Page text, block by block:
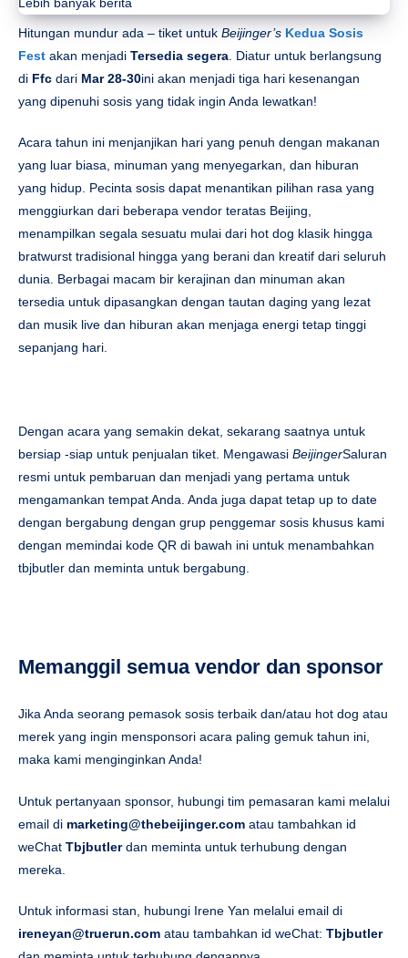
Hitungan mundur ada – tiket untuk Beijinger’s Kedua Sosis
Fest akan menjadi Tersedia segera . Diatur untuk berlangsung
di Ffc dari Mar 28-30ini akan menjadi tiga hari kesenangan
yang dipenuhi sosis yang tidak ingin Anda lewatkan!
Acara tahun ini menjanjikan hari yang penuh dengan makanan
yang luar biasa, minuman yang menyegarkan, dan hiburan
yang hidup. Pecinta sosis dapat menantikan pilihan rasa yang
menggiurkan dari beberapa vendor teratas Beijing,
menampilkan segala sesuatu mulai dari hot dog klasik hingga
bratwurst tradisional hingga yang berani dan kreatif dari seluruh
dunia. Berbagai macam bir kerajinan dan minuman akan
tersedia untuk dipasangkan dengan tautan daging yang lezat
dan musik live dan hiburan akan menjaga energi tetap tinggi
sepanjang hari.
Dengan acara yang semakin dekat, sekarang saatnya untuk
bersiap -siap untuk penjualan tiket. Mengawasi BeijingerSaluran
resmi untuk pembaruan dan menjadi yang pertama untuk
mengamankan tempat Anda. Anda juga dapat tetap up to date
dengan bergabung dengan grup penggemar sosis khusus kami
dengan memindai kode QR di bawah ini untuk menambahkan
tbjbutler dan meminta untuk bergabung.
Memanggil semua vendor dan sponsor
Jika Anda seorang pemasok sosis terbaik dan/atau hot dog atau
merek yang ingin mensponsori acara paling gemuk tahun ini,
maka kami menginginkan Anda!
Untuk pertanyaan sponsor, hubungi tim pemasaran kami melalui
email di marketing@thebeijinger.com atau tambahkan id
weChat Tbjbutlerdan meminta untuk terhubung dengan
mereka.
Untuk informasi stan, hubungi Irene Yan melalui email di
ireneyan@truerun.com atau tambahkan id weChat: Tbjbutler